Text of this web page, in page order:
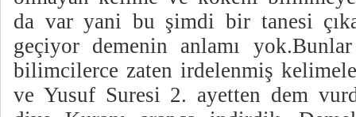
da var yani bu şimdi bir tanesi
geçiyor demenin anlamı
bilimcilerce zaten irdelenmiş
ve Yusuf Suresi 2. ayetten dem